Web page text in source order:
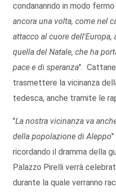
condananndo in modo
ancora una volta, come nel
attacco al cuore
quella del Natale, che ha
pace e di speranza".
trasmettere la vicinanza
tedesca, anche tramite le
"La nostra vicinanza va
della popolazione di Aleppo"
ricordando il dramma della
Palazzo Pirelli verrà
durante la quale verranno